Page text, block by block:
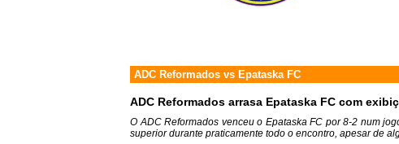
ADC Reformados vs Epataska FC
ADC Reformados arrasa Epataska FC com
O ADC Reformados venceu o Epataska FC por 8-2 num
superior durante praticamente todo o encontro, apesar de